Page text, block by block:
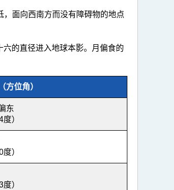
面向西南方而没有障碍物的地点
的直径进入地球本影。月偏食的
方位角）
东
度）
度）
度）